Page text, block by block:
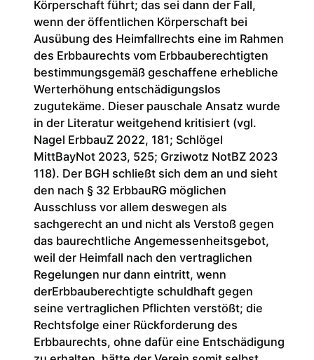
Körperschaft führt; das sei dann der Fall,
wenn der öffentlichen Körperschaft bei
Ausübung des Heimfallrechts eine im Rahmen
des Erbbaurechts vom Erbbauberechtigten
bestimmungsgemäß geschaffene erhebliche
Werterhöhung entschädigungslos
zugutekäme. Dieser pauschale Ansatz wurde
in der Literatur weitgehend kritisiert (vgl.
Nagel ErbbauZ 2022, 181; Schlögel
MittBayNot 2023, 525; Grziwotz NotBZ 2023
118). Der BGH schließt sich dem an und sieht
den nach § 32 ErbbauRG möglichen
Ausschluss vor allem deswegen als
sachgerecht an und nicht als Verstoß gegen
das baurechtliche Angemessenheitsgebot,
weil der Heimfall nach den vertraglichen
Regelungen nur dann eintritt, wenn
derErbbauberechtigte schuldhaft gegen
seine vertraglichen Pflichten verstößt; die
Rechtsfolge einer Rückforderung des
Erbbaurechts, ohne dafür eine Entschädigung